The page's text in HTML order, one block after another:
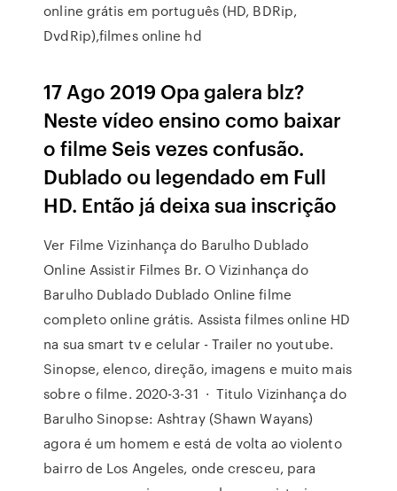
online grátis em português (HD, BDRip,
DvdRip),filmes online hd
17 Ago 2019 Opa galera blz?
Neste vídeo ensino como baixar
o filme Seis vezes confusão.
Dublado ou legendado em Full
HD. Então já deixa sua inscrição
Ver Filme Vizinhança do Barulho Dublado
Online Assistir Filmes Br. O Vizinhança do
Barulho Dublado Dublado Online filme
completo online grátis. Assista filmes online HD
na sua smart tv e celular - Trailer no youtube.
Sinopse, elenco, direção, imagens e muito mais
sobre o filme. 2020-3-31 · Titulo Vizinhança do
Barulho Sinopse: Ashtray (Shawn Wayans)
agora é um homem e está de volta ao violento
bairro de Los Angeles, onde cresceu, para